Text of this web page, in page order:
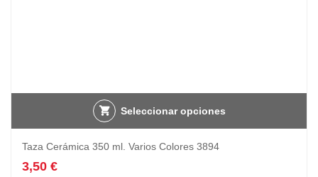
Seleccionar opciones
Taza Cerámica 350 ml. Varios Colores 3894
3,50 €